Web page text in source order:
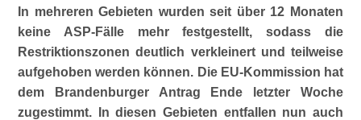
In mehreren Gebieten wurden seit über 12 Monaten
keine ASP-Fälle mehr festgestellt, sodass die
Restriktionszonen deutlich verkleinert und teilweise
aufgehoben werden können. Die EU-Kommission hat
dem Brandenburger Antrag Ende letzter Woche
zugestimmt. In diesen Gebieten entfallen nun auch